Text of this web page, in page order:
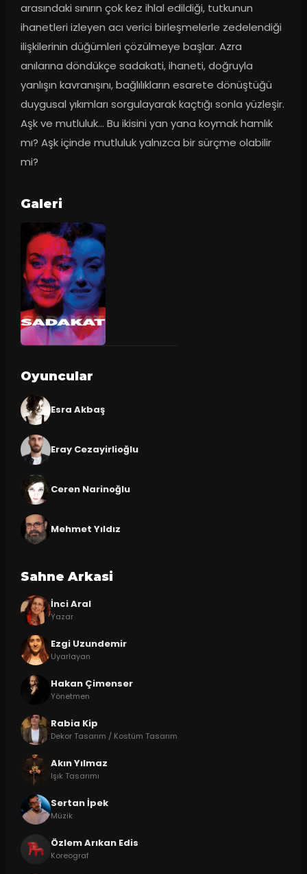
arasındaki sınırın çok kez ihlal edildiği, tutkunun
ihanetleri izleyen acı verici birleşmelerle zedelendiği
ilişkilerinin düğümleri çözülmeye başlar. Azra
anılarına döndükçe sadakati, ihaneti, doğruyla
yanlışın kavranışını, bağlılıkların esarete dönüştüğü
duygusal yıkımları sorgulayarak kaçtığı sonla yüzleşir.
Aşk ve mutluluk… Bu ikisini yan yana koymak hamlık
mı? Aşk içinde mutluluk yalnızca bir sürçme olabilir
mi?
Galeri
Oyuncular
Esra Akbaş
Eray Cezayirlioğlu
Ceren Narinoğlu
Mehmet Yıldız
Sahne Arkasi
İnci Aral
Yazar
Ezgi Uzundemir
Uyarlayan
Hakan Çimenser
Yönetmen
Rabia Kip
Dekor Tasarım / Kostüm Tasarım
Akın Yılmaz
Işık Tasarımı
Sertan İpek
Müzik
Özlem Arıkan Edis
Koreograf